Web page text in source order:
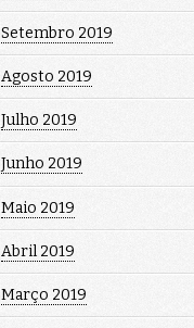
Setembro 2019
Agosto 2019
Julho 2019
Junho 2019
Maio 2019
Abril 2019
Março 2019